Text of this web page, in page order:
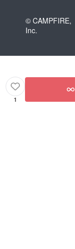
© CAMPFIRE,
Inc.
1